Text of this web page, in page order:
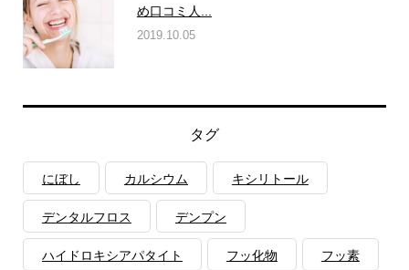
め口コミ人...
2019.10.05
タグ
にぼし カルシウム キシリトール
デンタルフロス デンプン
ハイドロキシアパタイト フッ化物 フッ素